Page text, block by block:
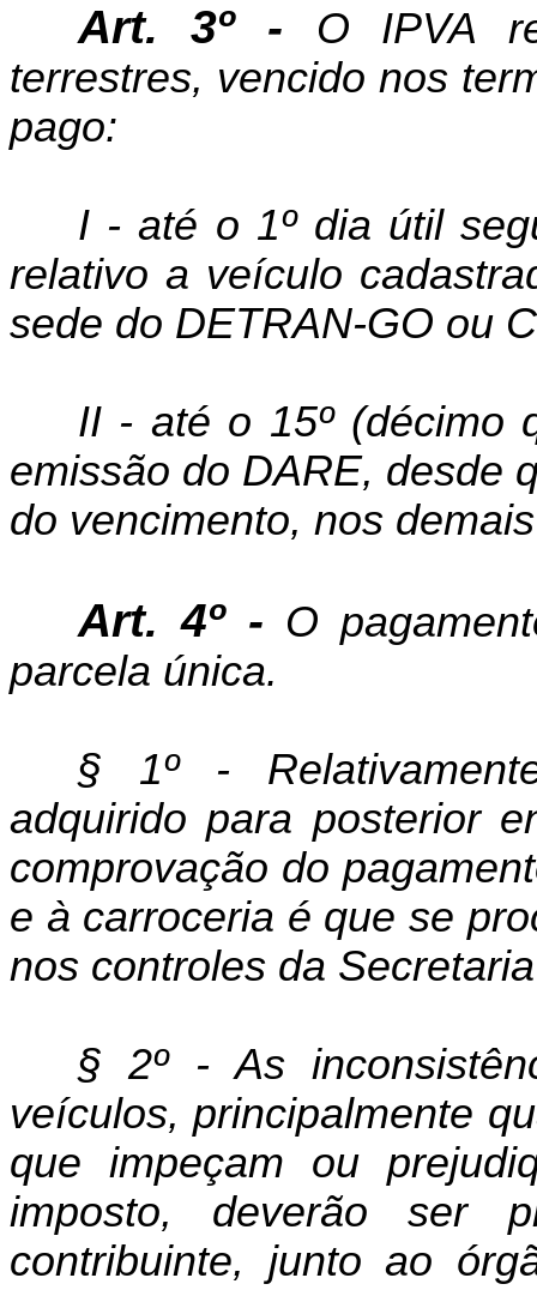
Art. 3º - O IPVA
terrestres, vencido nos
pago:
I - até o 1º dia útil
relativo a veículo
sede do DETRAN-GO ou
II - até o 15º (décimo
emissão do DARE, desde
do vencimento, nos
Art. 4º - O
parcela única.
§ 1º -
adquirido para posterior
comprovação do
e à carroceria é que se
nos controles da
§ 2º - As
veículos, principalmente
que impeçam ou
imposto, deverão ser
contribuinte, junto ao